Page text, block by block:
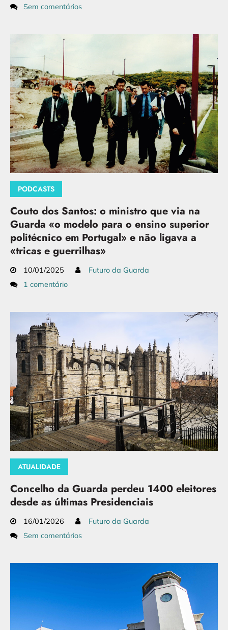
Sem comentários
PODCASTS
Couto dos Santos: o ministro que via na
Guarda «o modelo para o ensino superior
politécnico em Portugal» e não ligava a
«tricas e guerrilhas»
10/01/2025
Futuro da Guarda
1 comentário
ATUALIDADE
Concelho da Guarda perdeu 1400 eleitores
desde as últimas Presidenciais
16/01/2026
Futuro da Guarda
Sem comentários